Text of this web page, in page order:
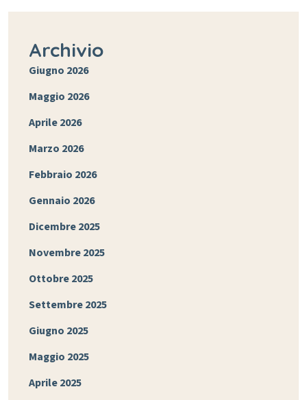
Archivio
Giugno 2026
Maggio 2026
Aprile 2026
Marzo 2026
Febbraio 2026
Gennaio 2026
Dicembre 2025
Novembre 2025
Ottobre 2025
Settembre 2025
Giugno 2025
Maggio 2025
Aprile 2025